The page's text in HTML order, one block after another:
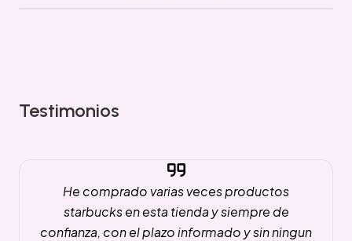
Testimonios
He comprado varias veces productos
starbucks en esta tienda y siempre de
confianza, con el plazo informado y sin ningun